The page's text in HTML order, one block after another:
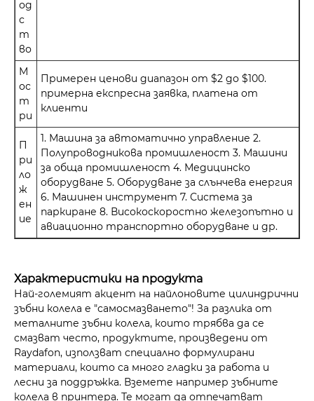
од
с
т
во
М
ос
т
ри
Примерен ценови диапазон от $2 до $100.
примерна експресна заявка, платена от
клиенти
П
ри
ло
ж
ен
ие
1. Машина за автоматично управление 2.
Полупроводникова промишленост 3. Машини
за обща промишленост 4. Медицинско
оборудване 5. Оборудване за слънчева енергия
6. Машинен инструмент 7. Система за
паркиране 8. Високоскоростно железопътно и
авиационно транспортно оборудване и др.
Характеристики на продукта
Най-големият акцент на найлоновите цилиндрични
зъбни колела е "самосмазването"! За разлика от
металните зъбни колела, които трябва да се
смазват често, продуктите, произведени от
Raydafon, използват специално формулирани
материали, които са много гладки за работа и
лесни за поддръжка. Вземете например зъбните
колела в принтера. Те могат да отпечатват